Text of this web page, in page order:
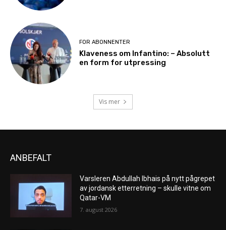
FOR ABONNENTER
Klaveness om Infantino: – Absolutt
en form for utpressing
Vis mer
ANBEFALT
Varsleren Abdullah Ibhais på nytt pågrepet
av jordansk etterretning – skulle vitne om
Qatar-VM
7. august 2026